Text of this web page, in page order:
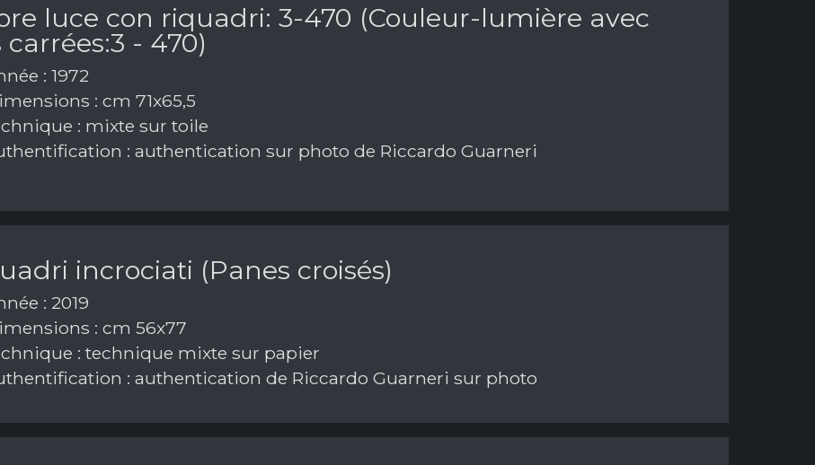
luce con riquadri: 3-470 (Couleur-lumière avec
carrées:3 - 470)
: 1972
: cm 71x65,5
: mixte sur toile
: authentication sur photo de Riccardo Guarneri
incrociati (Panes croisés)
: 2019
: cm 56x77
: technique mixte sur papier
: authentication de Riccardo Guarneri sur photo